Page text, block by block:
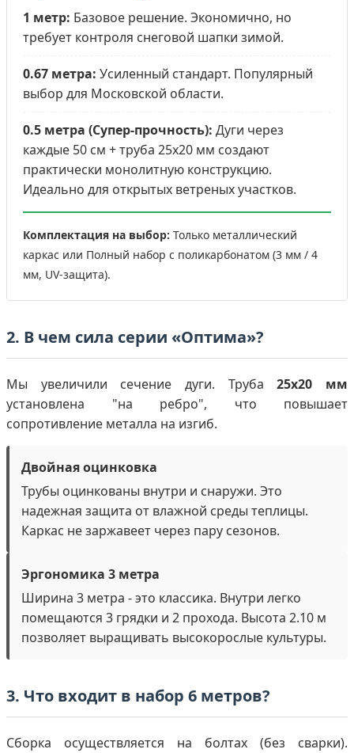
1 метр: Базовое решение. Экономично, но
требует контроля снеговой шапки зимой.
0.67 метра: Усиленный стандарт. Популярный
выбор для Московской области.
0.5 метра (Супер-прочность): Дуги через
каждые 50 см + труба 25х20 мм создают
практически монолитную конструкцию.
Идеально для открытых ветреных участков.
Комплектация на выбор: Только металлический
каркас или Полный набор с поликарбонатом (3 мм / 4
мм, UV-защита).
2. В чем сила серии «Оптима»?
Мы увеличили сечение дуги. Труба25х20 мм
установлена "на ребро", что повышает
сопротивление металла на изгиб.
Двойная оцинковка
Трубы оцинкованы внутри и снаружи. Это
надежная защита от влажной среды теплицы.
Каркас не заржавеет через пару сезонов.
Эргономика 3 метра
Ширина 3 метра - это классика. Внутри легко
помещаются 3 грядки и 2 прохода. Высота 2.10 м
позволяет выращивать высокорослые культуры.
3. Что входит в набор 6 метров?
Сборка осуществляется на болтах (без сварки).